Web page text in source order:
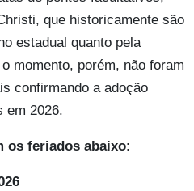
que historicamente são
estadual quanto pela
momento, porém, não foram
confirmando a adoção
em 2026.
os feriados abaixo: